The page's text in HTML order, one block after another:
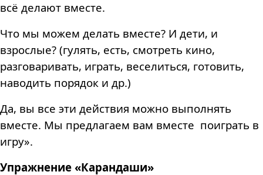
всё делают вместе.
Что мы можем делать вместе? И дети, и
взрослые? (гулять, есть, смотреть кино,
разговаривать, играть, веселиться, готовить,
наводить порядок и др.)
Да, вы все эти действия можно выполнять
вместе. Мы предлагаем вам вместе поиграть в
игру».
Упражнение «Карандаши»